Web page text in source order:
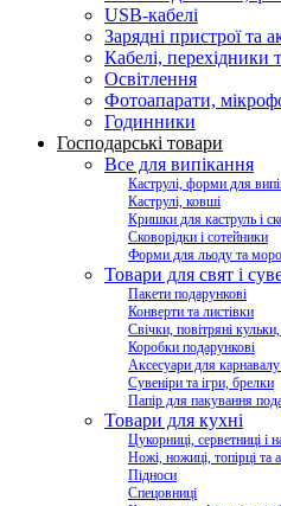
USB-кабелі
Зарядні пристрої та
Кабелі, перехідники
Освітлення
Фотоапарати,
Годинники
Господарські товари
Все для випікання
Каструлі, форми для
Каструлі, ковші
Кришки для каструль і
Сковорідки і сотейники
Форми для льоду та
Товари для свят і
Пакети подарункові
Конверти та листівки
Свічки, повітряні
Коробки подарункові
Аксесуари для
Сувеніри та ігри, брелки
Папір для пакування
Товари для кухні
Цукорниці, серветниці і
Ножі, ножиці, топірці та
Підноси
Спецовниці